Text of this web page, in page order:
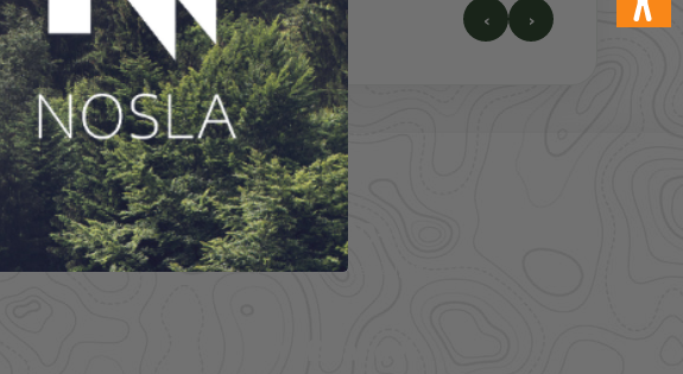
‹ ›
41.000+
Artikel im direkten Zugriff